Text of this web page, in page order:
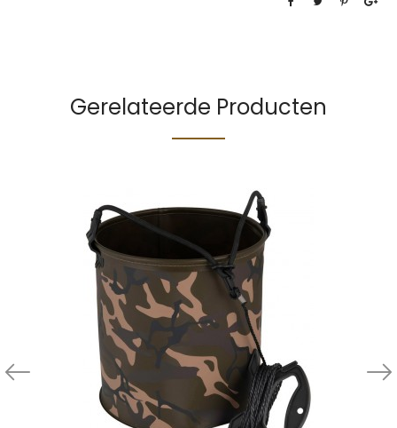
Gerelateerde Producten